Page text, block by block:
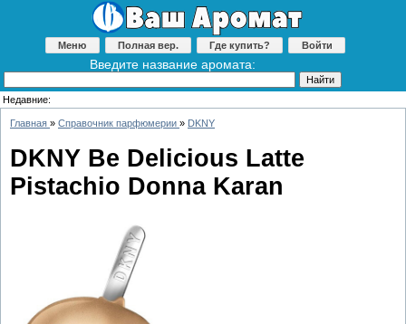
Меню Полная вер. Где купить? Войти
Введите название аромата:
Недавние:
Главная » Справочник парфюмерии » DKNY
DKNY Be Delicious Latte
Pistachio Donna Karan